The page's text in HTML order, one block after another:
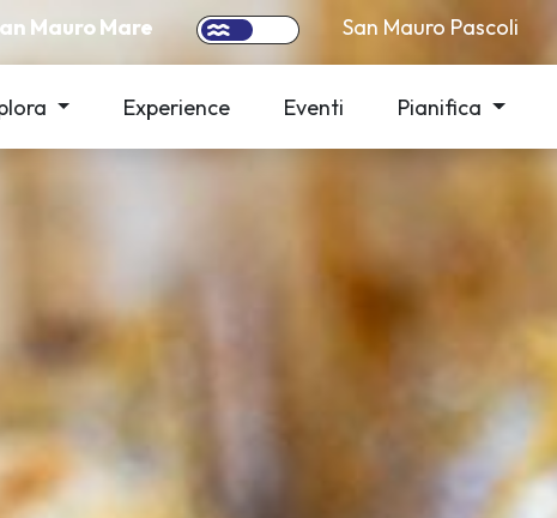
Mauro Mare San Mauro Pascoli
Experience Eventi Pianifica